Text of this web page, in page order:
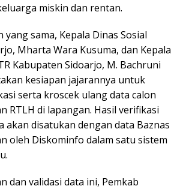
miskin dan rentan.
yang sama, Kepala Dinas Sosial
Mharta Wara Kusuma, dan Kepala
Kabupaten Sidoarjo, M. Bachruni
kesiapan jajarannya untuk
serta kroscek ulang data calon
RTLH di lapangan. Hasil verifikasi
akan disatukan dengan data Baznas
oleh Diskominfo dalam satu sistem
dan validasi data ini, Pemkab